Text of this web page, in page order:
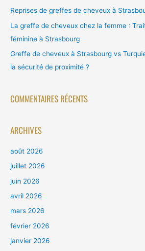
Reprises de greffes de cheveux à
La greffe de cheveux chez la femme :
féminine à Strasbourg
Greffe de cheveux à Strasbourg vs
la sécurité de proximité ?
COMMENTAIRES RÉCENTS
ARCHIVES
août 2026
juillet 2026
juin 2026
avril 2026
mars 2026
février 2026
janvier 2026